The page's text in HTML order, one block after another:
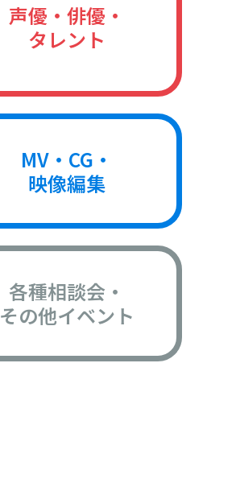
声優・俳優・
タレント
MV・CG・
映像編集
各種相談会・
その他イベント